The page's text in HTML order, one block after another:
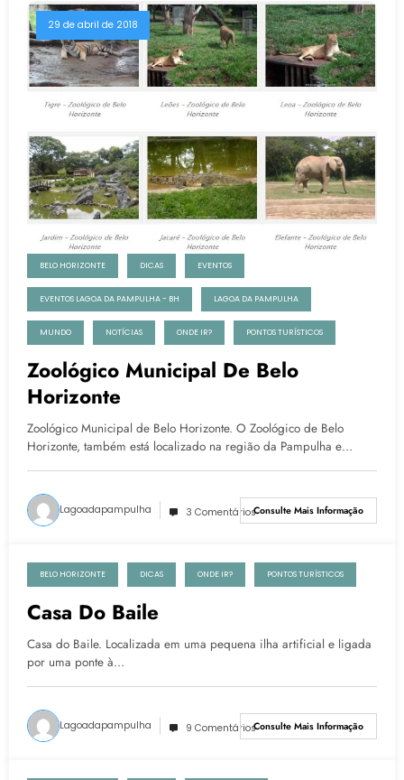
29 de abril de 2018
BELO HORIZONTE DICAS EVENTOS
EVENTOS LAGOA DA PAMPULHA - BH LAGOA DA PAMPULHA
MUNDO NOTÍCIAS ONDE IR? PONTOS TURÍSTICOS
Zoológico Municipal De Belo
Horizonte
Zoológico Municipal de Belo Horizonte. O Zoológico de Belo
Horizonte, também está localizado na região da Pampulha e…
Lagoadapampulha 3 ComentáriosConsulte Mais Informação
29 de abril de 2018
BELO HORIZONTE DICAS ONDE IR? PONTOS TURÍSTICOS
Casa Do Baile
Casa do Baile. Localizada em uma pequena ilha artificial e ligada
por uma ponte à…
Lagoadapampulha 9 ComentáriosConsulte Mais Informação